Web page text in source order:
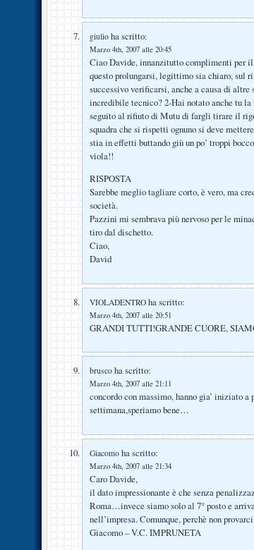
giulio ha scritto:
Marzo 4th, 2007 alle 20:45
Ciao Davide, innanzitutto complimenti per il
questo prolungarsi, legittimo sia chiaro, sul
successivo verificarsi, anche a causa di
incredibile tecnico? 2-Hai notato anche tu
seguito al rifiuto di Mutu di fargli tirare il
squadra che si rispetti ognuno si deve
stia in effetti buttando giù un po’ troppi
viola!!
RISPOSTA
Sarebbe meglio tagliare corto, è vero, ma
società.
Pazzini mi sembrava più nervoso per le
tiro dal dischetto.
Ciao,
David
VIOLADENTRO ha scritto:
Marzo 4th, 2007 alle 20:51
GRANDI TUTTI!GRANDE CUORE,
brusco ha scritto:
Marzo 4th, 2007 alle 21:11
concordo con massimo, hanno gia’ iniziato
settimana,speriamo bene…
Giacomo ha scritto:
Marzo 4th, 2007 alle 21:34
Caro Davide,
il dato impressionante è che senza
Roma…invece siamo solo al 7° posto e
nell’impresa. Comunque, perchè non
Giacomo – V.C. IMPRUNETA